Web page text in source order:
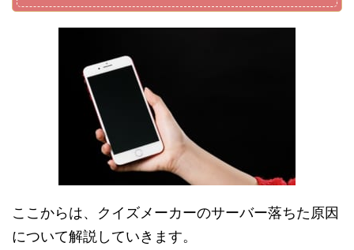
ここからは、クイズメーカーのサーバー落ちた原因
について解説していきます。